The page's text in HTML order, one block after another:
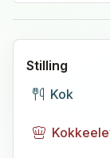
Stilling
Kok